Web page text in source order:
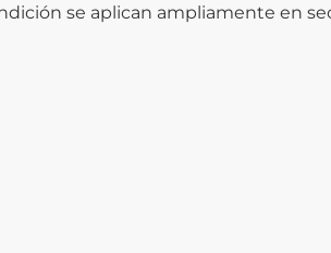
se aplican ampliamente en